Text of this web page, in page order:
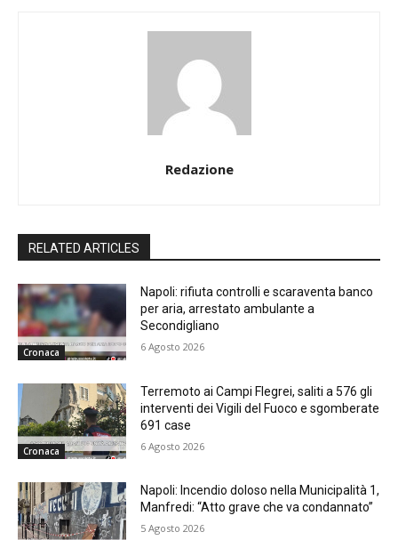
Redazione
RELATED ARTICLES
Cronaca
Napoli: rifiuta controlli e scaraventa banco
per aria, arrestato ambulante a
Secondigliano
6 Agosto 2026
Cronaca
Terremoto ai Campi Flegrei, saliti a 576 gli
interventi dei Vigili del Fuoco e sgomberate
691 case
6 Agosto 2026
Napoli: Incendio doloso nella Municipalità 1,
Manfredi: “Atto grave che va condannato”
5 Agosto 2026